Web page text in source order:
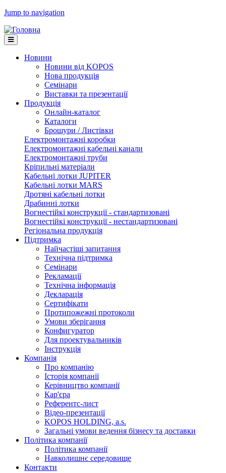
Jump to navigation
Новини
Новини від KOPOS
Нова продукція
Семінари
Виставки та презентації
Продукція
Онлайн-каталог
Каталоги
Брошури / Листівки
Електромонтажні коробки
Електромонтажні кабельні канали
Електромонтажні труби
Кріпильні матеріали
Кабельні лотки JUPITER
Кабельні лотки MARS
Дротяні кабельні лотки
Драбинні лотки
Вогнестійкі конструкції - стандартизовані
Вогнестійкі конструкції - нестандартизовані
Регіональна продукція
Підтримка
Найчастіші запитання
Технічна підтримка
Семінари
Рекламації
Технічна інформація
Декларація
Сертифікати
Протипожежні протоколи
Умови зберігання
Конфигуратор
Для проектувальників
Інструкція
Компанія
Про компанію
Історія компанії
Керівництво компанії
Кар'єра
Референтс-лист
Відео-презентації
KOPOS HOLDING, a.s.
Загальні умови ведення бізнесу та доставки
Політика компанії
Політика компанії
Навколишнє середовище
Контакти